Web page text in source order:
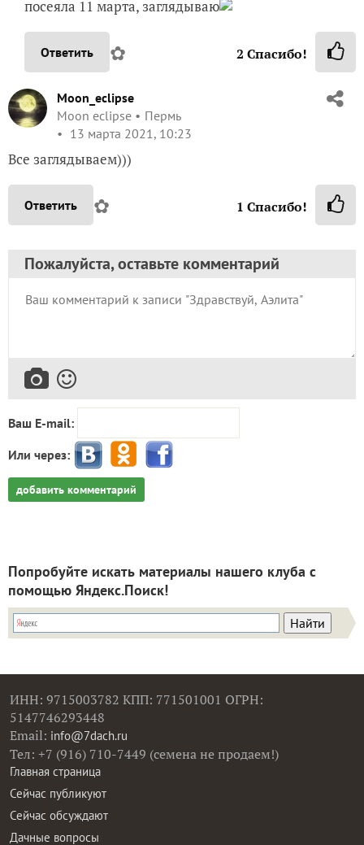
посеяла 11 марта, заглядываю
Ответить ✿ 2 Спасибо!
Moon_eclipse
Moon eclipse
Пермь
13 марта 2021, 10:23
Все заглядываем)))
Ответить ✿ 1 Спасибо!
Пожалуйста, оставьте комментарий
Ваш E-mail:
Или через:
добавить комментарий
Попробуйте искать материалы нашего клуба с
помощью Яндекс.Поиск!
ИНН: 9715003782 КПП: 771501001 ОГРН:
5147746293448
Email: info@7dach.ru
Тел: +7 (916) 710-7449 (семена не продаем!)
Главная страница
Сейчас публикуют
Сейчас обсуждают
Дачные вопросы